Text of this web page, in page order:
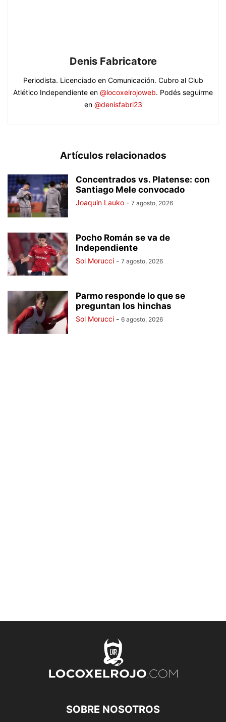
Denis Fabricatore
Periodista. Licenciado en Comunicación. Cubro al Club
Atlético Independiente en @locoxelrojoweb. Podés seguirme
en @denisfabri23
Artículos relacionados
Concentrados vs. Platense: con
Santiago Mele convocado
Joaquin Lauko - 7 agosto, 2026
Pocho Román se va de
Independiente
Sol Morucci - 7 agosto, 2026
Parmo responde lo que se
preguntan los hinchas
Sol Morucci - 6 agosto, 2026
SOBRE NOSOTROS